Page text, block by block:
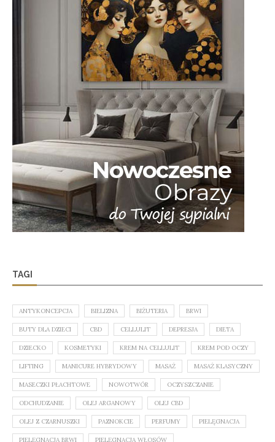
TAGI
ANTYKONCEPCJA BIELIZNA BIŻUTERIA BRWI
BUTY DLA DZIECI CBD CELLULIT DEPRESJA DIETA
DZIECKO KOSMETYKI KREM NA CELLULIT KREM POD OCZY
LIFTING MANICURE HYBRYDOWY MASAŻ MASAŻ KLASYCZNY
MASECZKI PŁACHTOWE NOWOTWÓR OCZYSZCZANIE
ODCHUDZANIE OLEJ ARGANOWY OLEJ CBD
OLEJ Z CZARNUSZKI PAZNOKCIE PERFUMY PIELĘGNACJA
PIELĘGNACJA BRWI PIELĘGNACJA WŁOSÓW